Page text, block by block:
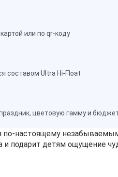
или по qr-коду
составом Ultra Hi-Float
цветовую гамму и
подарит детям ощущение